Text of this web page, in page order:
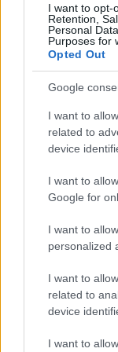
I want to opt-
Retention,
Personal
Purposes for
Opted Out
Google
I want to
related to
device
I want to
Google for
I want to
personalized
I want to
related to
device
I want to
MotoGP: